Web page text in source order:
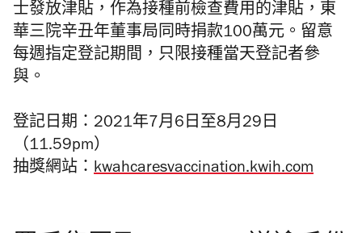
士發放津貼，作為接種前檢查費用的津貼，東
華三院辛丑年董事局同時捐款100萬元。留意
每週指定登記期間，只限接種當天登記者參
與。
登記日期：2021年7月6日至8月29日
（11.59pm）
抽獎網站： kwahcaresvaccination.kwih.com